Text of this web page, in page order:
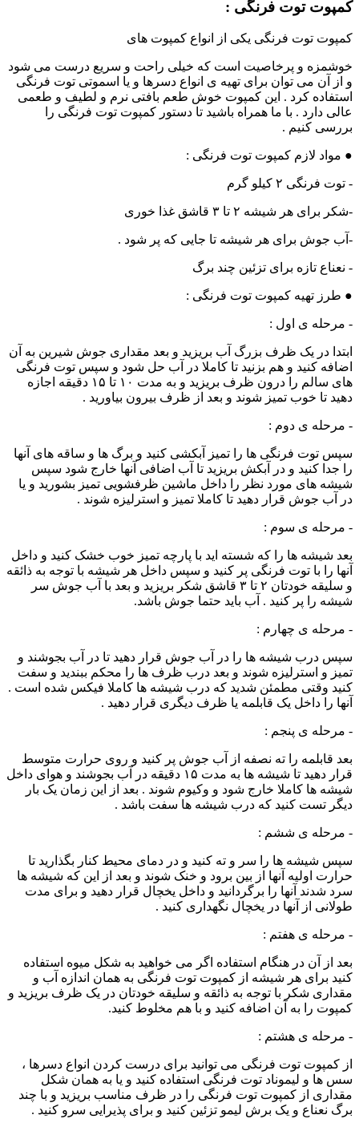
کمپوت توت فرنگی :
کمپوت توت فرنگی یکی از انواع کمپوت های
خوشمزه و پرخاصیت است که خیلی راحت و سریع درست می شود
و از آن می توان برای تهیه ی انواع دسرها و یا اسموتی توت فرنگی
استفاده کرد . این کمپوت خوش طعم بافتی نرم و لطیف و طعمی
عالی دارد . با ما همراه باشید تا دستور کمپوت توت فرنگی را
بررسی کنیم .
● مواد لازم کمپوت توت فرنگی :
- توت فرنگی ۲ کیلو گرم
-شکر برای هر شیشه ۲ تا ۳ قاشق غذا خوری
-آب جوش برای هر شیشه تا جایی که پر شود .
- نعناع تازه برای تزئین چند برگ
● طرز تهیه کمپوت توت فرنگی :
- مرحله ی اول :
ابتدا در یک ظرف بزرگ آب بریزید و بعد مقداری جوش شیرین به آن
اضافه کنید و هم بزنید تا کاملا در آب حل شود و سپس توت فرنگی
های سالم را درون ظرف بریزید و به مدت ۱۰ تا ۱۵ دقیقه اجازه
دهید تا خوب تمیز شوند و بعد از ظرف بیرون بیاورید .
- مرحله ی دوم :
سپس توت فرنگی ها را تمیز آبکشی کنید و برگ ها و ساقه های آنها
را جدا کنید و در آبکش بریزید تا آب اضافی آنها خارج شود سپس
شیشه های مورد نظر را داخل ماشین ظرفشویی تمیز بشورید و یا
در آب جوش قرار دهید تا کاملا تمیز و استرلیزه شوند .
- مرحله ی سوم :
بعد شیشه ها را که شسته اید با پارچه تمیز خوب خشک کنید و داخل
آنها را با توت فرنگی پر کنید و سپس داخل هر شیشه با توجه به ذائقه
و سلیقه خودتان ۲ تا ۳ قاشق شکر بریزید و بعد با آب جوش سر
شیشه را پر کنید . آب باید حتما جوش باشد.
- مرحله ی چهارم :
سپس درب شیشه ها را در آب جوش قرار دهید تا در آب بجوشند و
تمیز و استرلیزه شوند و بعد درب ظرف ها را محکم ببندید و سفت
کنید وقتی مطمئن شدید که درب شیشه ها کاملا فیکس شده است .
آنها را داخل یک قابلمه یا ظرف دیگری قرار دهید .
- مرحله ی پنجم :
بعد قابلمه را ته نصفه از آب جوش پر کنید و روی حرارت متوسط
قرار دهید تا شیشه ها به مدت ۱۵ دقیقه در آب بجوشند و هوای داخل
شیشه ها کاملا خارج شود و وکیوم شوند . بعد از این زمان یک بار
دیگر تست کنید که درب شیشه ها سفت باشد .
- مرحله ی ششم :
سپس شیشه ها را سر و ته کنید و در دمای محیط کنار بگذارید تا
حرارت اولیه آنها از بین برود و خنک شوند و بعد از این که شیشه ها
سرد شدند آنها را برگردانید و داخل یخچال قرار دهید و برای مدت
طولانی از آنها در یخچال نگهداری کنید .
- مرحله ی هفتم :
بعد از آن در هنگام استفاده اگر می خواهید به شکل میوه استفاده
کنید برای هر شیشه از کمپوت توت فرنگی به همان اندازه آب و
مقداری شکر با توجه به ذائقه و سلیقه خودتان در یک ظرف بریزید و
کمپوت را به آن اضافه کنید و با هم مخلوط کنید.
- مرحله ی هشتم :
از کمپوت توت فرنگی می توانید برای درست کردن انواع دسرها ،
سس ها و لیموناد توت فرنگی استفاده کنید و یا به همان شکل
مقداری از کمپوت توت فرنگی را در ظرف مناسب بریزید و با چند
برگ نعناع و یک برش لیمو تزئین کنید و برای پذیرایی سرو کنید .